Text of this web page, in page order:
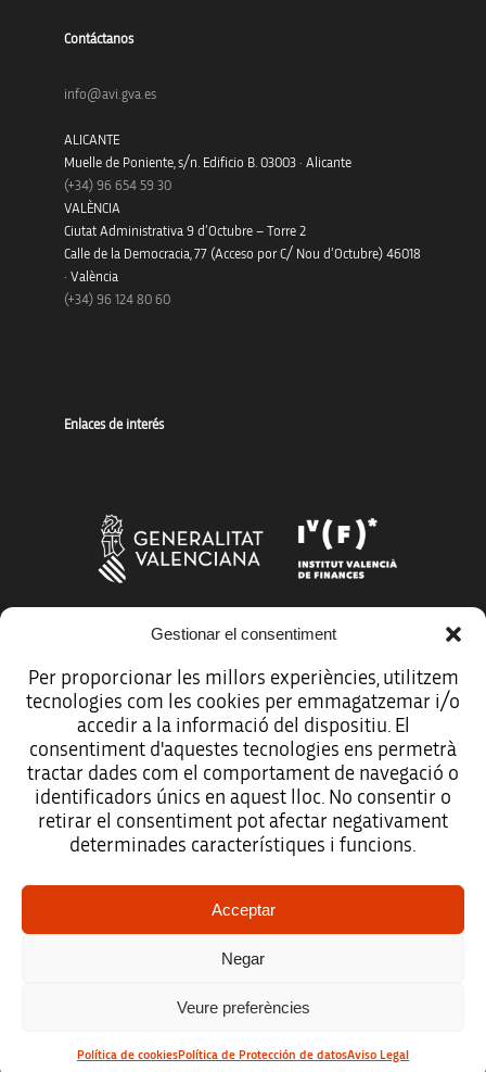
Gestionar el consentiment
Per proporcionar les millors experiències, utilitzem
tecnologies com les cookies per emmagatzemar i/o
accedir a la informació del dispositiu. El
consentiment d'aquestes tecnologies ens permetrà
tractar dades com el comportament de navegació o
identificadors únics en aquest lloc. No consentir o
retirar el consentiment pot afectar negativament
determinades característiques i funcions.
Acceptar
Negar
Veure preferències
Política de cookiesPolítica de Protección de datosAviso Legal
Contáctanos
info@avi.gva.es
ALICANTE
Muelle de Poniente, s/n. Edificio B. 03003 · Alicante
(+34) 96 654 59 30
VALÈNCIA
Ciutat Administrativa 9 d’Octubre – Torre 2
Calle de la Democracia, 77 (Acceso por C/ Nou d’Octubre) 46018
· València
(+34) 96 124 80 60
Enlaces de interés
Avíso legal
Política de protección de datos
Registro de actividades de tratamiento